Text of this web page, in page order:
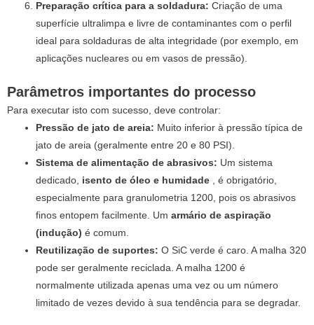
Preparação crítica para a soldadura: Criação de uma
superfície ultralimpa e livre de contaminantes com o perfil
ideal para soldaduras de alta integridade (por exemplo, em
aplicações nucleares ou em vasos de pressão).
Parâmetros importantes do processo
Para executar isto com sucesso, deve controlar:
Pressão de jato de areia: Muito inferior à pressão típica de
jato de areia (geralmente entre 20 e 80 PSI).
Sistema de alimentação de abrasivos: Um sistema
dedicado, isento de óleo e humidade , é obrigatório,
especialmente para granulometria 1200, pois os abrasivos
finos entopem facilmente. Umarmário de aspiração
(indução) é comum.
Reutilização de suportes: O SiC verde é caro. A malha 320
pode ser geralmente reciclada. A malha 1200 é
normalmente utilizada apenas uma vez ou um número
limitado de vezes devido à sua tendência para se degradar.